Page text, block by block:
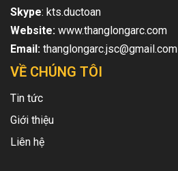
Skype: kts.ductoan
Website: www.thanglongarc.com
Email: thanglongarc.jsc@gmail.com
VỀ CHÚNG TÔI
Tin tức
Giới thiệu
Liên hệ